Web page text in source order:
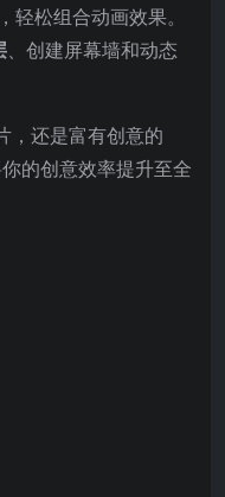
，轻松组合动画效果。
、创建屏幕墙和动态
，还是富有创意的
的创意效率提升至全